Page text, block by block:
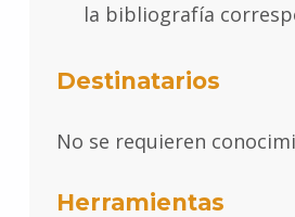
la bibliografía
Destinatarios
No se requieren
Herramientas